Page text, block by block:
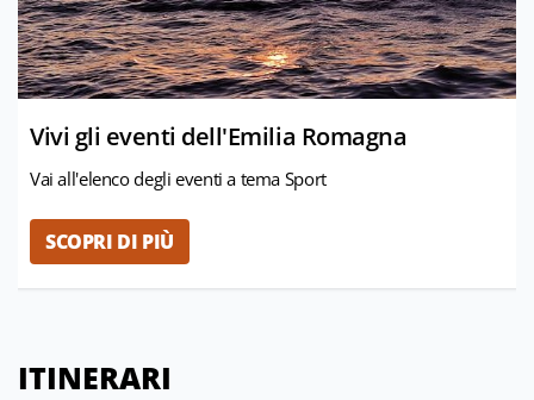
Vivi gli eventi dell'Emilia Romagna
Vai all'elenco degli eventi a tema Sport
SCOPRI DI PIÙ
ITINERARI